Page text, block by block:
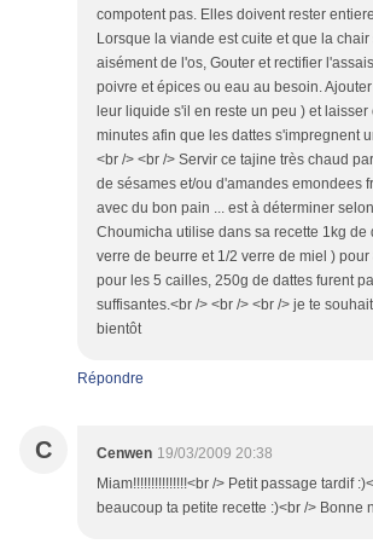
Répondre
C Cenwen 19/03/2009 20:38
Miam!!!!!!!!!!!!!!!<br /> Petit passage tardif
beaucoup ta petite recette :)<br /> Bonne